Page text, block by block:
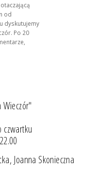
od
dyskutujemy
Po 20
Wieczór"
czwartku
Joanna Skonieczna